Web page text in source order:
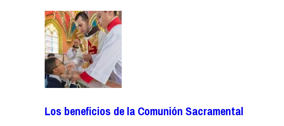
Los beneficios de la Comunión Sacramental